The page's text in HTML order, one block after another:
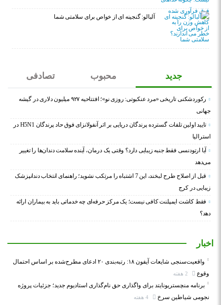
آلبالو: گنجینه ای از خواص برای سلامتی شما
جدید محبوب تصادفی
رکوردشکنی تاریخی «مرد عنکبوتی: روزی نو»؛ افتتاحیه ۹۲۷ میلیون دلاری در گیشه
جهانی
تایید اولین تلفات گسترده پرندگان دریایی بر اثر آنفولانزای فوق حاد پرندگان H5N1 در
استرالیا
آیا ارتودنسی فقط جنبه زیبایی دارد؟ وقتی یک درمان، آینده سلامت دندان‌ها را تغییر
می‌دهد
قبل از اصلاح طرح لبخند، این 7 اشتباه را مرتکب نشوید؛ راهنمای انتخاب دندانپزشک
زیبایی در کرج
فقط کاشت ایمپلنت کافی نیست؛ یک مرکز حرفه‌ای چه خدماتی باید به بیماران ارائه
دهد؟
اخبار
واقعیت‌سنجی شایعات آیفون ۱۸: رتبه‌بندی ۲۰ ادعای مطرح‌شده بر اساس احتمال
وقوع
برنامه منچستریونایتد برای واگذاری حق نام‌گذاری استادیوم جدید؛ جزئیات پروژه
نجومی شیاطین سرخ